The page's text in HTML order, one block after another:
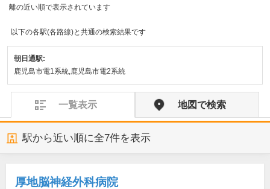
離の近い順で表示されています
以下の各駅(各路線)と共通の検索結果です
朝日通駅:
鹿児島市電1系統,鹿児島市電2系統
一覧表示 地図で検索
駅から近い順に全7件を表示
厚地脳神経外科病院